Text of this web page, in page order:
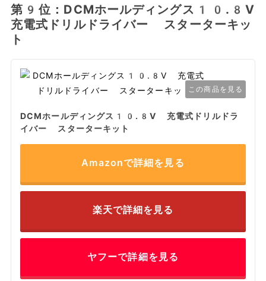
第9位：DCMホールディングス10.8V
充電式ドリルドライバー スターターキッ
ト
この商品を見る
DCMホールディングス10.8V 充電式ドリルドラ
イバー スターターキット
Amazonで詳細を見る
楽天で詳細を見る
ヤフーで詳細を見る